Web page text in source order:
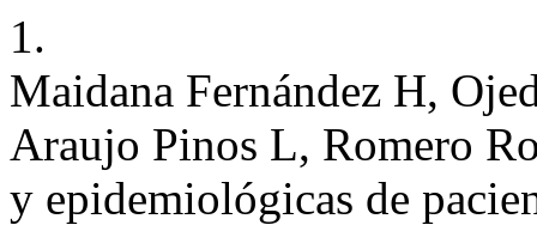
1.
Maidana Fernández H,
Araujo Pinos L, Romero
y epidemiológicas de